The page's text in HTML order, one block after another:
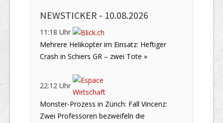
NEWSTICKER - 10.08.2026
11:18 Uhr
Mehrere Helikopter im Einsatz: Heftiger
Crash in Schiers GR – zwei Tote »
22:12 Uhr
Monster-Prozess in Zürich: Fall Vincenz:
Zwei Professoren bezweifeln die